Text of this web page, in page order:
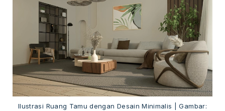
Ilustrasi Ruang Tamu dengan Desain Minimalis | Gambar: